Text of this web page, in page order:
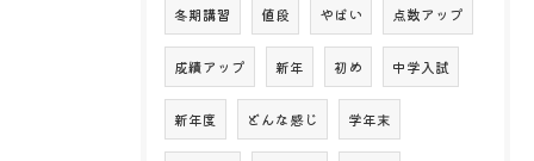
冬期講習 値段 やばい 点数アップ
成績アップ 新年 初め 中学入試
新年度 どんな感じ 学年末